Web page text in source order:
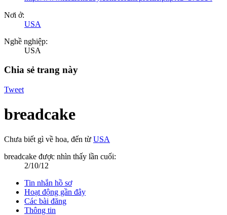
Nơi ở:
USA
Nghề nghiệp:
USA
Chia sẻ trang này
Tweet
breadcake
Chưa biết gì về hoa, đến từ USA
breadcake được nhìn thấy lần cuối:
2/10/12
Tin nhắn hồ sơ
Hoạt động gần đây
Các bài đăng
Thông tin